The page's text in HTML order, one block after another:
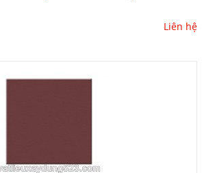
Liên hệ